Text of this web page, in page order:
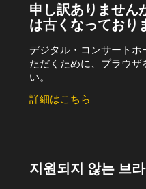
申し訳ありません
は古くなっており
デジタル・コンサート
ただくために、ブラウザ
い。
詳細はこちら
지원되지 않는 브